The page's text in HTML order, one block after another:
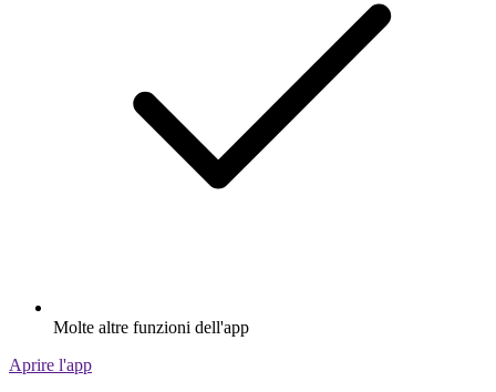
Molte altre funzioni dell'app
Aprire l'app